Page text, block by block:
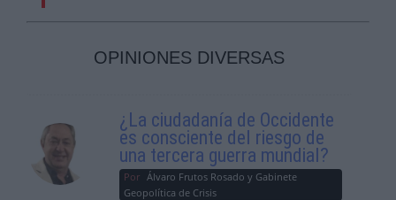
OPINIONES DIVERSAS
¿La ciudadanía de Occidente
es consciente del riesgo de
una tercera guerra mundial?
Por Álvaro Frutos Rosado y Gabinete
Geopolítica de Crisis